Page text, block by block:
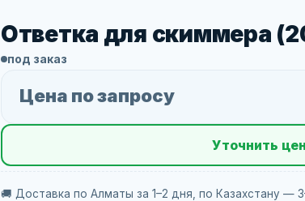
Ответка для скиммера
под заказ
Цена по запросу
Уточнить
🚚 Доставка по Алматы за 1–2 дня, по Казахстану —